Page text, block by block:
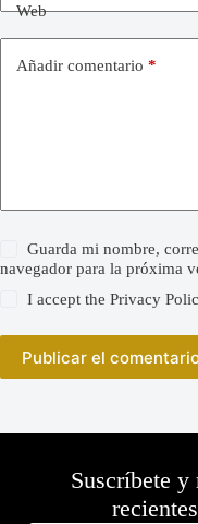
Web
Añadir comentario *
Guarda mi nombre,
navegador para la próxima
I accept thePrivacy
Publicar el
Suscríbete y